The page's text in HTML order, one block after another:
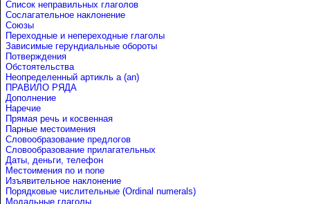
Список неправильных глаголов
Сослагательное наклонение
Союзы
Переходные и непереходные глаголы
Зависимые герундиальные обороты
Потверждения
Обстоятельства
Неопределенный артикль a (an)
ПРАВИЛО РЯДА
Дополнение
Наречие
Прямая речь и косвенная
Парные местоимения
Словообразование предлогов
Словообразование прилагательных
Даты, деньги, телефон
Местоимения no и none
Изъявительное наклонение
Порядковые числительные (Ordinal numerals)
Модальные глаголы